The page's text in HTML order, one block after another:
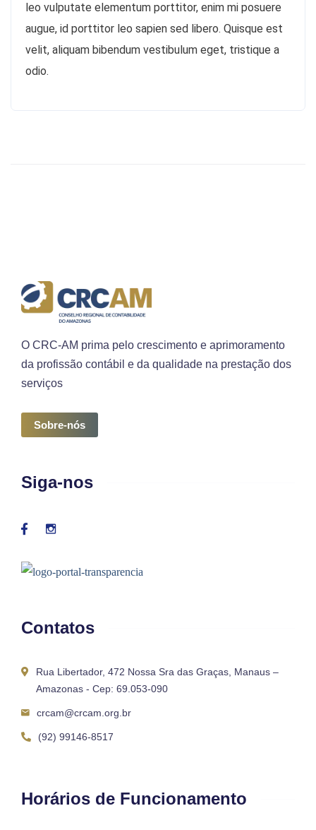
leo vulputate elementum porttitor, enim mi posuere
augue, id porttitor leo sapien sed libero. Quisque est
velit, aliquam bibendum vestibulum eget, tristique a
odio.
O CRC-AM prima pelo crescimento e aprimoramento
da profissão contábil e da qualidade na prestação dos
serviços
Sobre-nós
Siga-nos
Contatos
Rua Libertador, 472 Nossa Sra das Graças, Manaus –
Amazonas - Cep: 69.053-090
crcam@crcam.org.br
(92) 99146-8517
Horários de Funcionamento